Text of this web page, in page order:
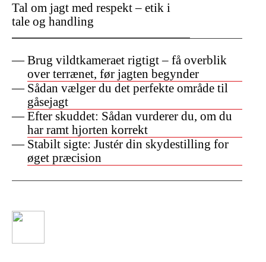
Brug vildtkameraet rigtigt – få overblik
over terrænet, før jagten begynder
Sådan vælger du det perfekte område til
gåsejagt
Efter skuddet: Sådan vurderer du, om du
har ramt hjorten korrekt
Stabilt sigte: Justér din skydestilling for
øget præcision
Tal om jagt med respekt – etik i
tale og handling